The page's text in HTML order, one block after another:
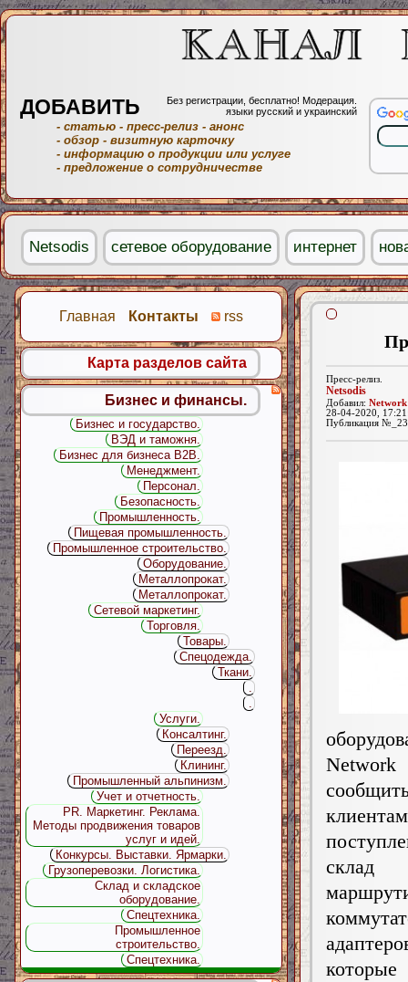
Пресс-релиз.
Netsodis
Добавил: Network
28-04-2020,
Публикация
склад
Главная Контакты rss
Карта разделов сайта
Бизнес и финансы.
Бизнес и государство.
ВЭД и таможня.
Бизнес для бизнеса B2B.
Менеджмент.
Персонал.
Безопасность.
Промышленность.
Пищевая промышленность.
Промышленное строительство.
Оборудование.
Металлопрокат.
Металлопрокат.
Сетевой маркетинг.
Торговля.
Товары.
Спецодежда.
Ткани.
.
.
Услуги.
Консалтинг.
Переезд.
Клининг.
Промышленный альпинизм.
Учет и отчетность.
PR. Маркетинг. Реклама.
Методы продвижения товаров
услуг и идей.
Конкурсы. Выставки. Ярмарки.
Грузоперевозки. Логистика.
Склад и складское
оборудование.
Спецтехника.
Промышленное
строительство.
Спецтехника.
ДОБАВИТЬ
Без регистрации, бесплатно! Модерация.
языки русский и украинский
- статью - пресс-релиз - анонс
- обзор - визитную карточку
- информацию о продукции или услуге
- предложение о сотрудничестве
Netsodis сетевое оборудование интернет